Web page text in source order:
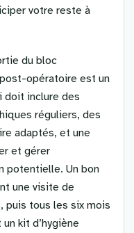
votre reste à
du bloc
opératoire est un
doit inclure des
réguliers, des
adaptés, et une
et gérer
potentielle. Un bon
une visite de
puis tous les six mois
kit d’hygiène